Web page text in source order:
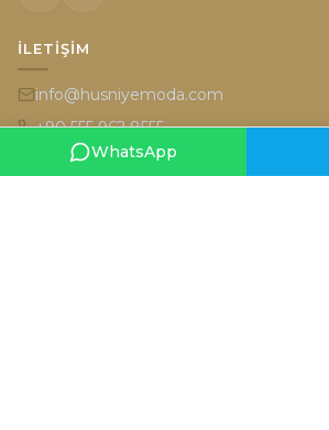
İLETIŞIM
info@husniyemoda.com
+90 555 962 8555
İran Caddesi 6/2 (Karum'un karşısı)